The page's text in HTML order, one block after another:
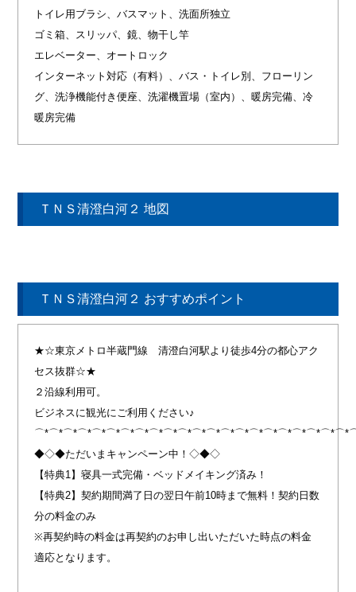
トイレ用ブラシ、バスマット、洗面所独立
ゴミ箱、スリッパ、鏡、物干し竿
エレベーター、オートロック
インターネット対応（有料）、バス・トイレ別、フローリン
グ、洗浄機能付き便座、洗濯機置場（室内）、暖房完備、冷
暖房完備
ＴＮＳ清澄白河２ 地図
ＴＮＳ清澄白河２ おすすめポイント
★☆東京メトロ半蔵門線 清澄白河駅より徒歩4分の都心アク
セス抜群☆★
２沿線利用可。
ビジネスに観光にご利用ください♪
◆◇◆ただいまキャンペーン中！◇◆◇
【特典1】寝具一式完備・ベッドメイキング済み！
【特典2】契約期間満了日の翌日午前10時まで無料！契約日数
分の料金のみ
※再契約時の料金は再契約のお申し出いただいた時点の料金
適応となります。